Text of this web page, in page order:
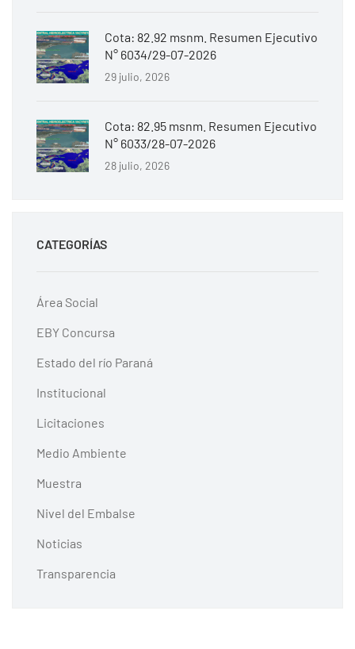
Cota: 82.92 msnm. Resumen Ejecutivo
N° 6034/29-07-2026
29 julio, 2026
Cota: 82.95 msnm. Resumen Ejecutivo
N° 6033/28-07-2026
28 julio, 2026
CATEGORÍAS
Área Social
EBY Concursa
Estado del río Paraná
Institucional
Licitaciones
Medio Ambiente
Muestra
Nivel del Embalse
Noticias
Transparencia